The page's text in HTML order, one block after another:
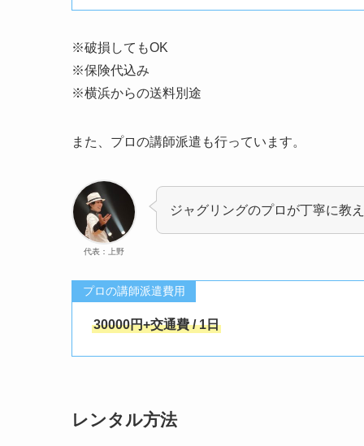
※破損してもOK
※保険代込み
※横浜からの送料別途
また、プロの講師派遣も行っています。
代表：上野
ジャグリングのプロが丁寧に教
プロの講師派遣費用
30000円+交通費 / 1日
レンタル方法